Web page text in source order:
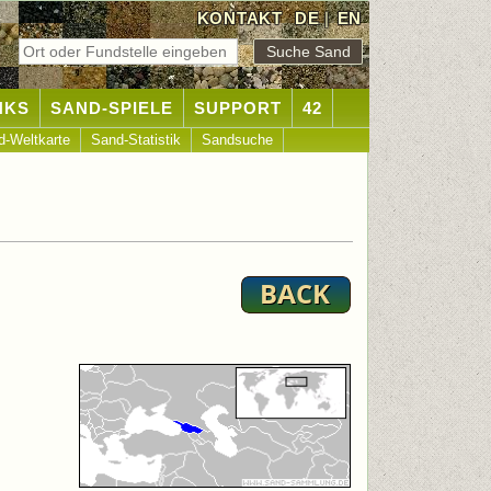
KONTAKT DE|EN
SAND-SPIELE SUPPORT 42
Weltkarte Sand-Statistik Sandsuche